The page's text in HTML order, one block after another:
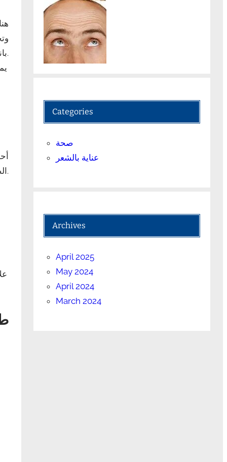
بانتظام تساعد في حرق الدهون وبناء العضلات.
الصحية مثل الفواكه والخضروات، والابتعاد عن الأطعمة الغنية بالدهون والسكريات.
Categories
صحة
عناية بالشعر
Archives
April 2025
May 2024
April 2024
March 2024